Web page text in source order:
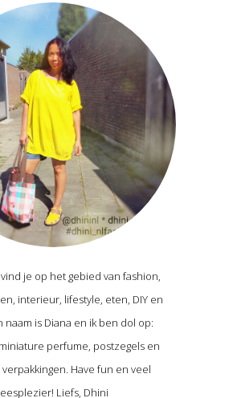
je op het gebied van fashion,
interieur, lifestyle, eten, DIY en
naam is Diana en ik ben dol op:
perfume, postzegels en
Have fun en veel
Liefs, Dhini